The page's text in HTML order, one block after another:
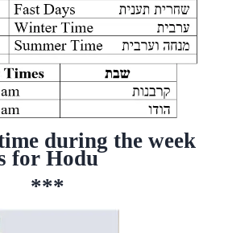
during the week
for Hodu
***